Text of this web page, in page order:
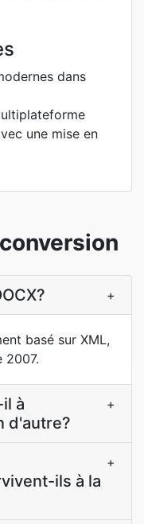
dans
une mise en
+
basé sur XML,
2007.
à
d'autre?
+
ils à la
+